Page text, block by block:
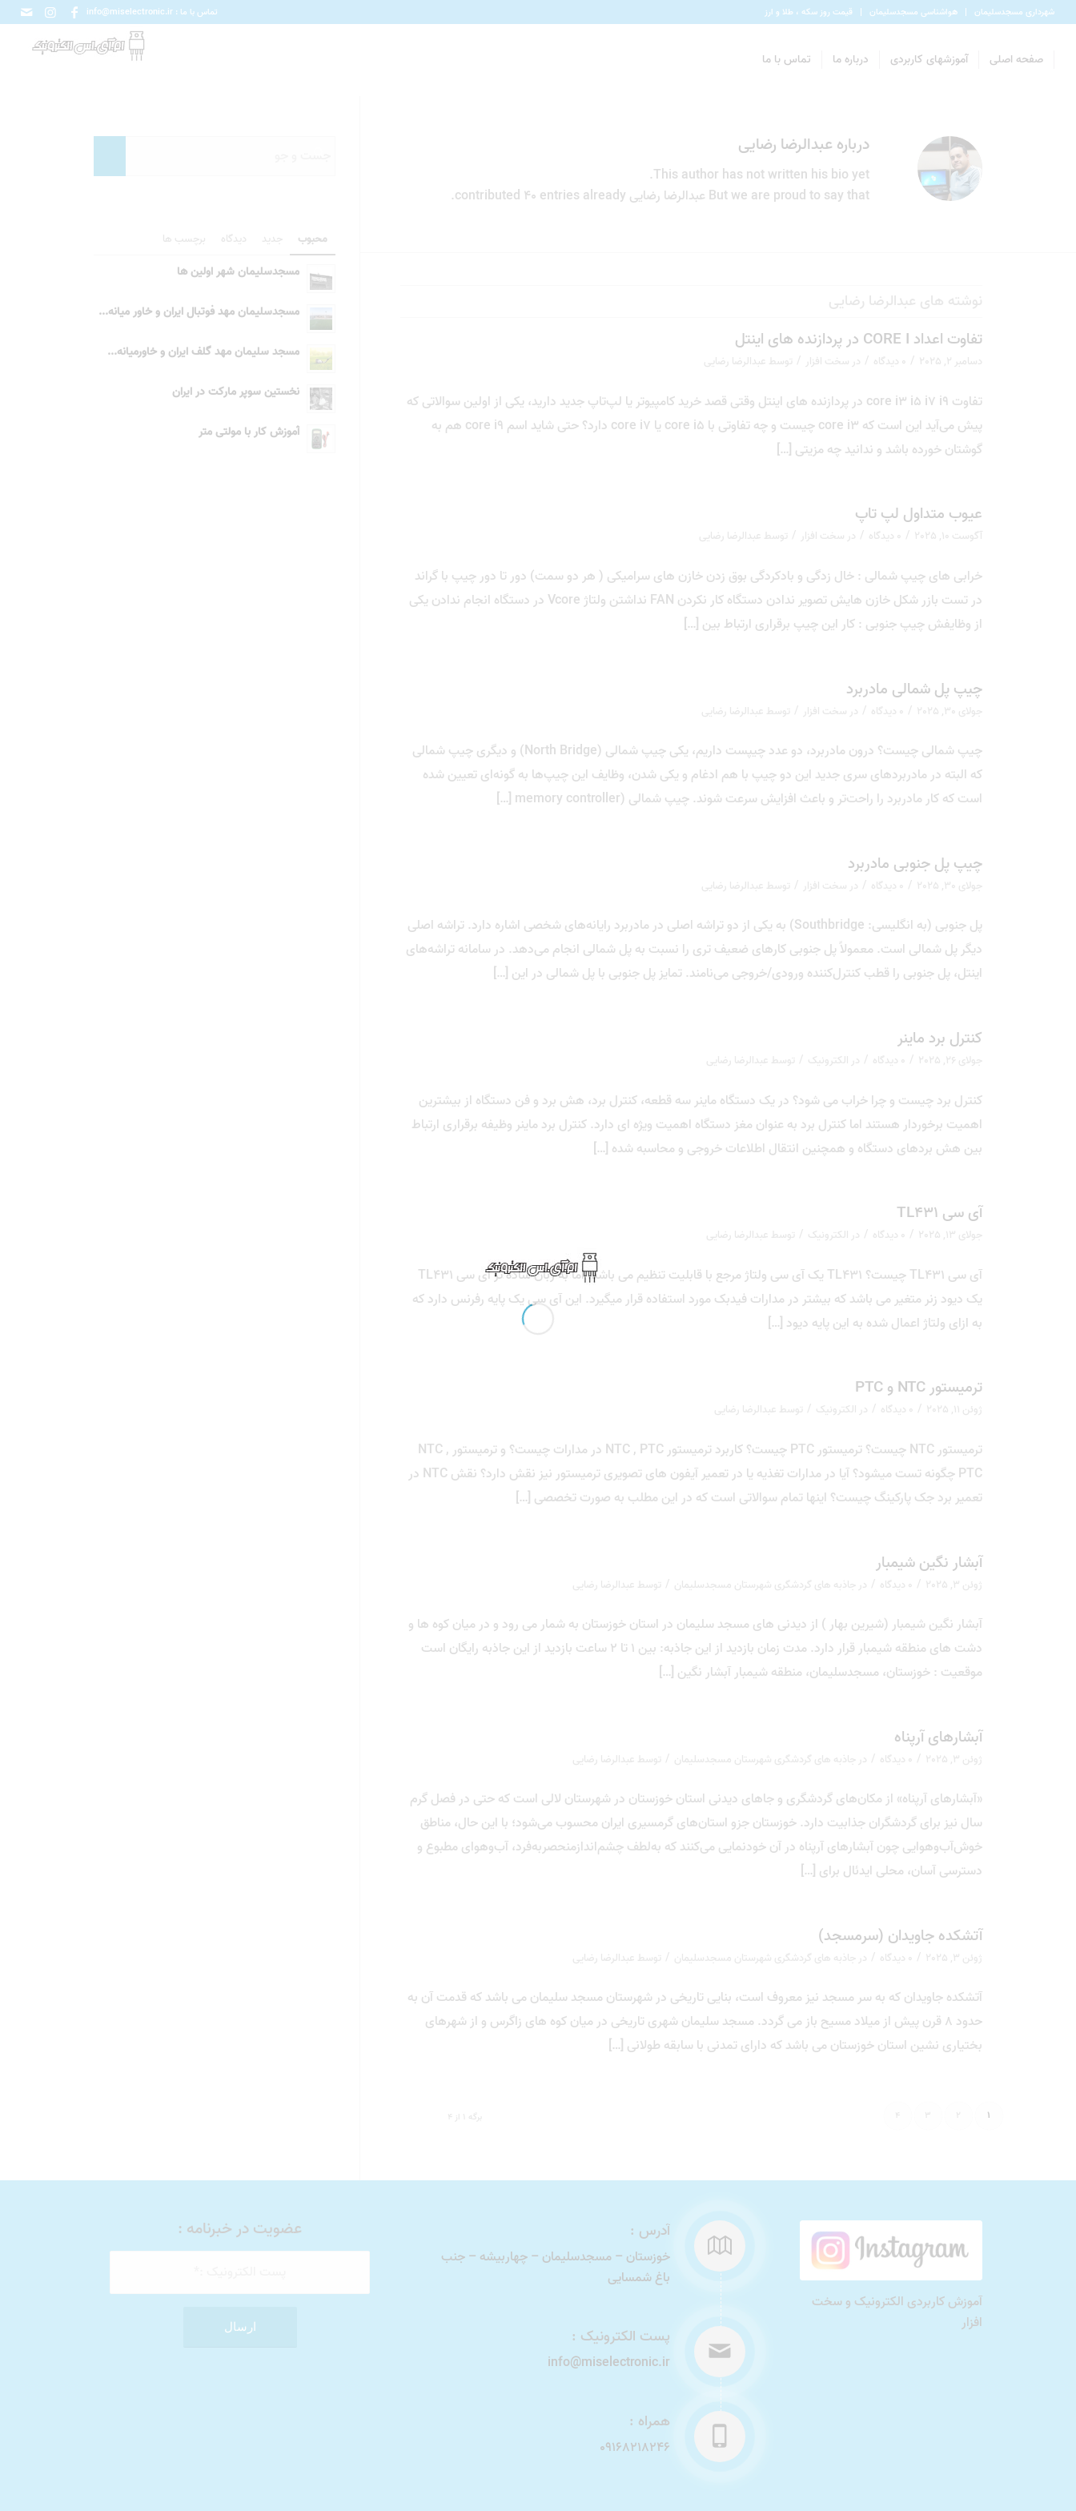
شهرداری مسجدسلیمان هواشناسی مسجدسلیمان قیمت روز سکه ، طلا و ارز تماس با ما : info@miselectronic.ir
صفحه اصلی آموزشهای کاربردی درباره ما تماس با ما
درباره عبدالرضا رضایی
This author has not written his bio yet.
But we are proud to say that عبدالرضا رضایی
نوشته های عبدالرضا رضایی
تفاوت اعداد CORE I در پردازنده های اینتل
دسامبر 2, 2025 / 0 دیدگاه / در سخت افزار / توسط عبدالرضا رضایی
تفاوت core i3 i5 i7 i9 در پردازنده های اینتل وقتی قصد خرید کامپیوتر یا لپ‌تاپ جدید دارید، یکی از اولین سوالاتی که
پیش می‌آید این است که core i3 چیست و چه تفاوتی با core i5 یا core i7 دارد؟ حتی شاید اسم core i9 هم به
گوشتان خورده باشد و ندانید چه مزیتی […]
عیوب متداول لپ تاپ
آگوست 10, 2025 / 0 دیدگاه / در سخت افزار / توسط عبدالرضا رضایی
خرابی های چیپ شمالی : خال زدگی و بادکردگی بوق زدن خازن های سرامیکی ( هر دو سمت) دور تا دور چیپ با گراند
در تست بازر شکل خازن هایش تصویر ندادن دستگاه کار نکردن FAN نداشتن ولتاژ Vcore در دستگاه انجام ندادن یکی
از وظایفش چیپ جنوبی : کار این چیپ برقراری ارتباط بین […]
چیپ پل شمالی مادربرد
جولای 30, 2025 / 0 دیدگاه / در سخت افزار / توسط عبدالرضا رضایی
چیپ شمالی چیست؟ درون مادربرد، دو عدد چیپست داریم، یکی چیپ شمالی (North Bridge) و دیگری چیپ شمالی
که البته در مادربردهای سری جدید این دو چیپ با هم ادغام و یکی شدن، وظایف این چیپ‌ها به گونه‌ای تعیین شده
است که کار مادربرد را راحت‌تر و باعث افزایش سرعت شوند. چیپ شمالی (memory controller […]
چیپ پل جنوبی مادربرد
جولای 30, 2025 / 0 دیدگاه / در سخت افزار / توسط عبدالرضا رضایی
پل جنوبی (به انگلیسی: Southbridge) به یکی از دو تراشه اصلی در مادربرد رایانه‌های شخصی اشاره دارد. تراشه اصلی
دیگر پل شمالی است. معمولاً پل جنوبی کارهای ضعیف تری را نسبت به پل شمالی انجام می‌دهد. در سامانه تراشه‌های
اینتل، پل جنوبی را قطب کنترل‌کننده ورودی/خروجی می‌نامند. تمایز پل جنوبی با پل شمالی در این […]
کنترل برد ماینر
جولای 26, 2025 / 0 دیدگاه / در الکترونیک / توسط عبدالرضا رضایی
کنترل برد چیست و چرا خراب می شود؟ در یک دستگاه ماینر سه قطعه، کنترل برد، هش برد و فن دستگاه از بیشترین
اهمیت برخوردار هستند اما کنترل برد به عنوان مغز دستگاه اهمیت ویژه ای دارد. کنترل برد ماینر وظیفه برقراری ارتباط
بین هش بردهای دستگاه و همچنین انتقال اطلاعات خروجی و محاسبه شده […]
آی سی TL431
جولای 13, 2025 / 0 دیدگاه / در الکترونیک / توسط عبدالرضا رضایی
آی سی TL431 چیست؟ TL431 یک آی سی ولتاژ مرجع با قابلیت تنظیم می باشد. اما به زبان ساده تر آی سی TL431
یک دیود زنر متغیر می باشد که بیشتر در مدارات فیدبک مورد استفاده قرار میگیرد. این آی سی یک پایه رفرنس دارد که
به ازای ولتاژ اعمال شده به این پایه دیود […]
ترمیستور NTC و PTC
ژوئن 11, 2025 / 0 دیدگاه / در الکترونیک / توسط عبدالرضا رضایی
ترمیستور NTC چیست؟ ترمیستور PTC چیست؟ کاربرد ترمیستور NTC , PTC در مدارات چیست؟ و ترمیستور NTC ,
PTC چگونه تست میشود؟ آیا در مدارات تغذیه یا در تعمیر آیفون های تصویری ترمیستور نیز نقش دارد؟ نقش NTC در
تعمیر برد جک پارکینگ چیست؟ اینها تمام سوالاتی است که در این مطلب به صورت تخصصی […]
آبشار نگين شیمبار
ژوئن 3, 2025 / 0 دیدگاه / در جاذبه های گردشگری شهرستان مسجدسلیمان / توسط عبدالرضا رضایی
آبشار نگين شیمبار (شیرین بهار ) از دیدنی های مسجد سلیمان در استان خوزستان به شمار می رود و در ميان کوه‌ ها و
دشت‌ های منطقه شيمبار قرار دارد. مدت زمان بازدید از این جاذبه: بین ۱ تا ۲ ساعت بازدید از این جاذبه رایگان است
موقعیت : خوزستان، مسجدسلیمان، منطقه شیمبار آبشار نگين […]
آبشارهای آرپناه
ژوئن 3, 2025 / 0 دیدگاه / در جاذبه های گردشگری شهرستان مسجدسلیمان / توسط عبدالرضا رضایی
«آبشارهای آرپناه» از مکان‌های گردشگری و جاهای دیدنی استان خوزستان در شهرستان لالی است که حتی در فصل گرم
سال نیز برای گردشگران جذابیت دارد. خوزستان جزو استان‌های گرمسیری ایران محسوب می‌شود؛ با این حال، مناطق
خوش‌آب‌وهوایی چون آبشارهای آرپناه در آن خودنمایی می‌کنند که به‌لطف چشم‌اندازمنحصربه‌فرد، آب‌وهوای مطبوع و
دسترسی آسان، محلی ایدئال برای […]
آتشکده جاویدان (سرمسجد)
ژوئن 3, 2025 / 0 دیدگاه / در جاذبه های گردشگری شهرستان مسجدسلیمان / توسط عبدالرضا رضایی
آتشکده جاویدان که به سر مسجد نیز معروف است، بنایی تاریخی در شهرستان مسجد سلیمان می باشد که قدمت آن به
حدود 8 قرن پیش از میلاد مسیح باز می ‌گردد. مسجد سلیمان شهری تاریخی در میان کوه ‌های زاگرس و از شهرهای
بختیاری ‌نشین استان خوزستان می باشد که دارای تمدنی با سابقه طولانی […]
برگه 1 از 4 1
محبوب جدید دیدگاه برچسب ها
مسجدسلیمان شهر اولین ها
مسجدسلیمان مهد فوتبال ایران و خاور میانه...
مسجد سلیمان مهد گلف ایران و خاورمیانه...
نخستین سوپر مارکت در ایران
آموزش کار با مولتی متر
آموزش کاربردی الکترونیک و سخت
افزار
آدرس :
خوزستان – مسجدسلیمان – چهاربیشه – جنب
باغ شمسایی
پست الکترونیک :
info@miselectronic.ir
همراه :
09168218246
عضویت در خبرنامه :